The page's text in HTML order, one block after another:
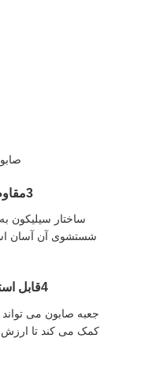
3مقاوم در برابر آب و آسان برای تمیز کردن
ساختار سیلیکون
شستشوی آن آسان
4قابل استفاده مجدد و دوستانه با محیط زیست
جعبه صابون می تواند
کمک می کند تا ارزش